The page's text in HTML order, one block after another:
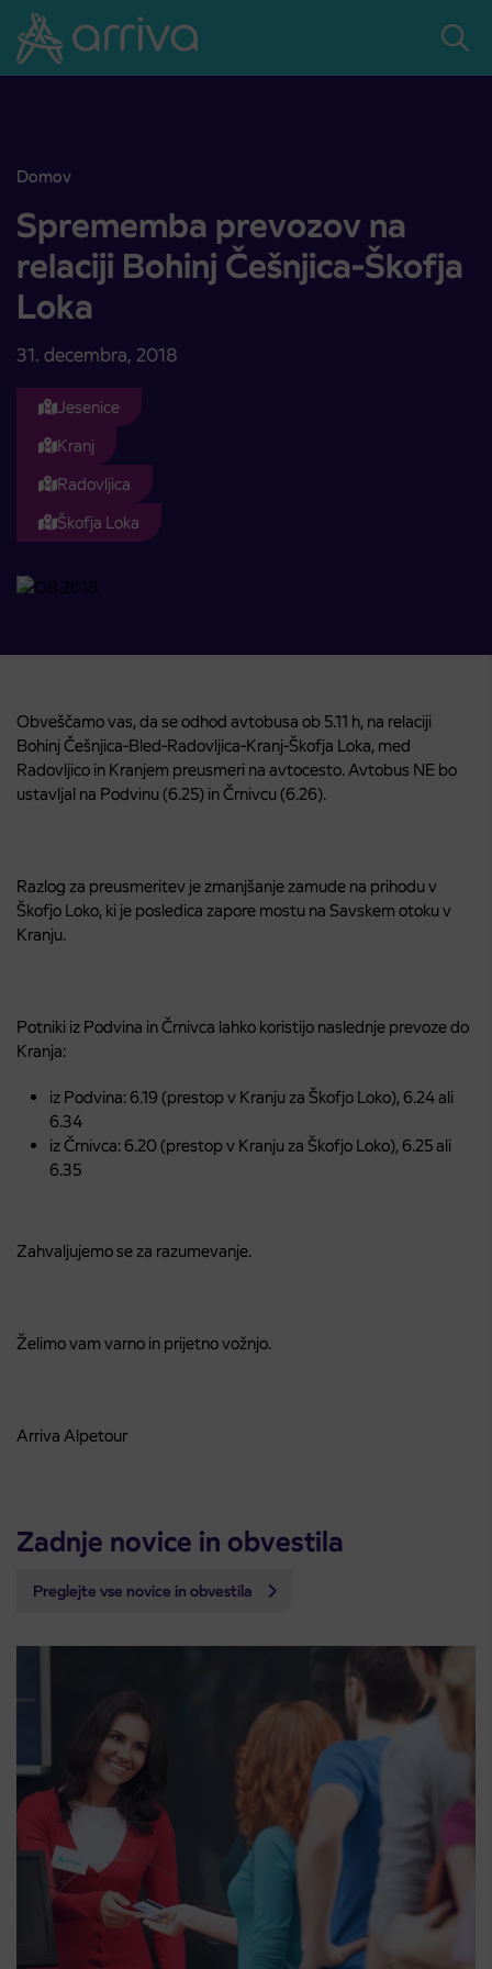
Skoči na vsebino
Domov
Sprememba prevozov na relaciji Bohinj Češnjica-Škofja Loka
Sprememba prevozov na
relaciji Bohinj Češnjica-Škofja
Loka
31. decembra, 2018
Jesenice
Kranj
Radovljica
Škofja Loka
Obveščamo vas, da se odhod avtobusa ob 5.11 h, na relaciji
Bohinj Češnjica-Bled-Radovljica-Kranj-Škofja Loka, med
Radovljico in Kranjem preusmeri na avtocesto. Avtobus NE bo
ustavljal na Podvinu (6.25) in Črnivcu (6.26).
Razlog za preusmeritev je zmanjšanje zamude na prihodu v
Škofjo Loko, ki je posledica zapore mostu na Savskem otoku v
Kranju.
Potniki iz Podvina in Črnivca lahko koristijo naslednje prevoze do
Kranja:
iz Podvina: 6.19 (prestop v Kranju za Škofjo Loko), 6.24 ali
6.34
iz Črnivca: 6.20 (prestop v Kranju za Škofjo Loko), 6.25 ali
6.35
Zahvaljujemo se za razumevanje.
Želimo vam varno in prijetno vožnjo.
Arriva Alpetour
Zadnje novice in obvestila
Preglejte vse novice in obvestila